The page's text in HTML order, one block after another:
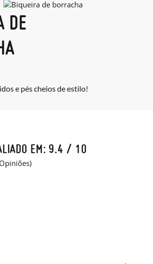
DE
e pés cheios de estilo!
EM: 9.4 / 10